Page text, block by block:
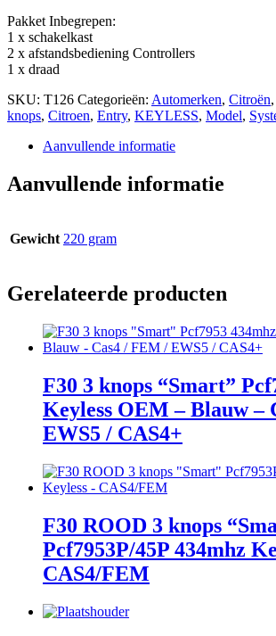
Pakket Inbegrepen:
1 x schakelkast
2 x afstandsbediening Controllers
1 x draad
SKU: T126 Categorieën: Automerken, Citroën,
knops, Citroen, Entry, KEYLESS, Model,
Aanvullende informatie
Aanvullende informatie
Gewicht 220 gram
Gerelateerde producten
F30 3 knops “Smart”
Keyless OEM – Blauw –
EWS5 / CAS4+
F30 ROOD 3 knops
Pcf7953P/45P 434mhz
CAS4/FEM